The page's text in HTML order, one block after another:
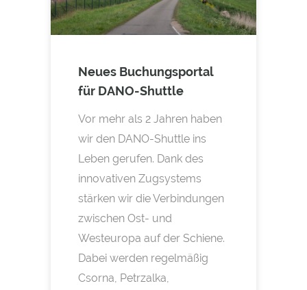
Neues Buchungsportal
für DANO-Shuttle
Vor mehr als 2 Jahren haben
wir den DANO-Shuttle ins
Leben gerufen. Dank des
innovativen Zugsystems
stärken wir die Verbindungen
zwischen Ost- und
Westeuropa auf der Schiene.
Dabei werden regelmäßig
Csorna, Petrzalka,